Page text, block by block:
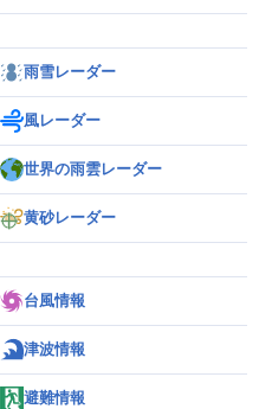
雨雪レーダー
風レーダー
世界の雨雲レーダー
黄砂レーダー
台風情報
津波情報
避難情報